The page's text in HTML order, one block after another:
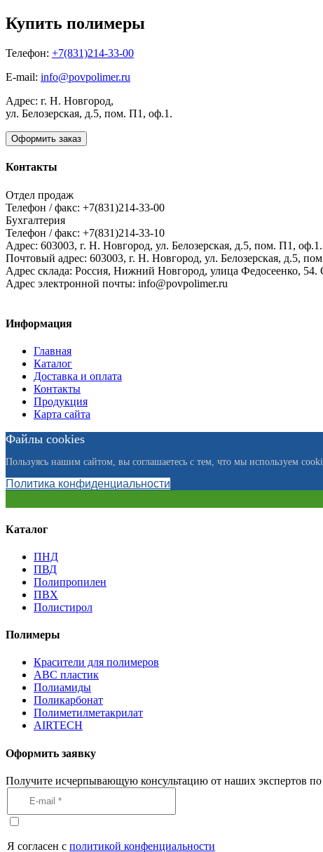
Купить полимеры
Телефон: +7(831)214-33-00
E-mail: info@povpolimer.ru
Адрес: г. Н. Новгород,
ул. Белозерская, д.5, пом. П1, оф.1.
Оформить заказ
Контакты
Отдел продаж
Телефон / факс: +7(831)214-33-00
Бухгалтерия
Телефон / факс: +7(831)214-33-10
Адрес: 603003, г. Н. Новгород, ул. Белозерская, д.5, пом. П1, оф.1.
Почтовый адрес: 603003, г. Н. Новгород, ул. Белозерская, д.5,
Адрес склада: Россия, Нижний Новгород, улица Федосеенко,
Адрес электронной почты: info@povpolimer.ru
Информация
Главная
Каталог
Доставка и оплата
Контакты
Продукция
Карта сайта
Файлы cookies
Пользуясь нашим сайтом, вы соглашаетесь с тем, что мы используем
Политика конфиденциальности
Каталог
ПНД
ПВД
Полипропилен
ПВХ
Полистирол
Полимеры
Красители для полимеров
АВС пластик
Полиамиды
Поликарбонат
Полиметилметакрилат
AIRTECH
Оформить заявку
Получите исчерпывающую консультацию от наших экспертов
Я согласен с политикой конфенциальности